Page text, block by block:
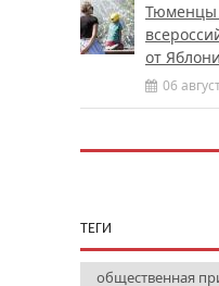
Тюменцы
от
06
ТЕГИ
общественная